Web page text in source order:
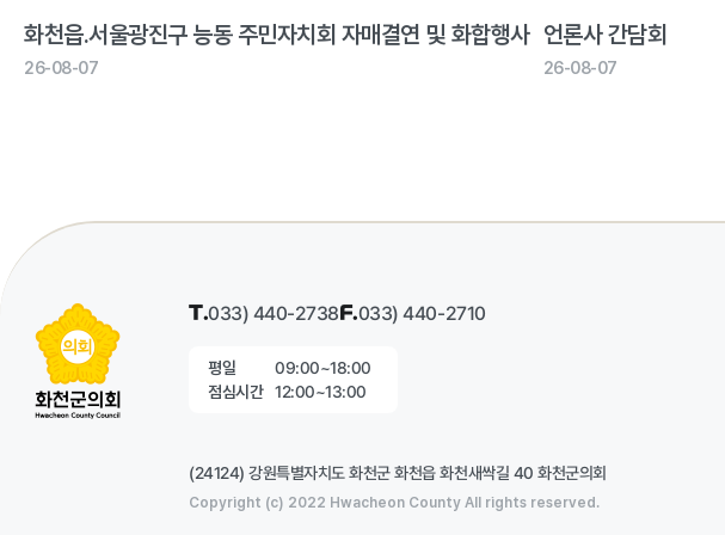
화천읍.서울광진구 능동 주민자치회 자매결연 및 화합행사
26-08-07
언론사 간담회
26-08-07
T.033) 440-2738F.033) 440-2710
평일 09:00~18:00
점심시간 12:00~13:00
(24124) 강원특별자치도 화천군 화천읍 화천새싹길 40 화천군의회
Copyright (c) 2022 Hwacheon County All rights reserved.